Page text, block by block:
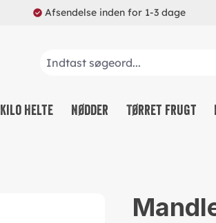
Afsendelse inden for 1-3 dage
Kilo Helte Nødder Tørret frugt